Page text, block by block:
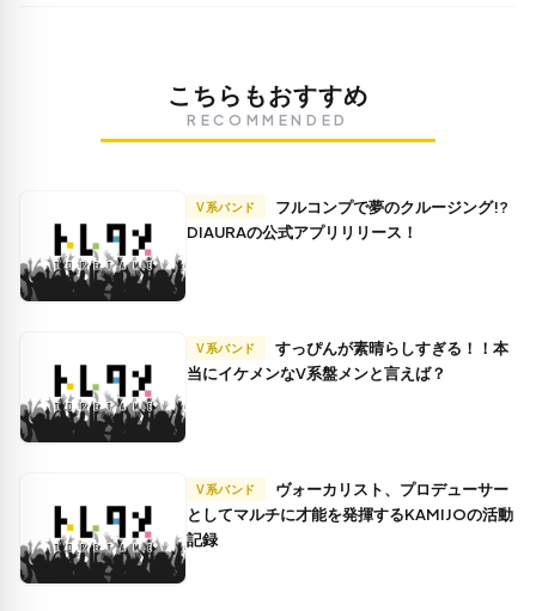
こちらもおすすめ
RECOMMENDED
V系バンド
DIAURAの公式アプリリリース！
V系バンド
当にイケメンなV系盤メンと言えば？
V系バンド
としてマルチに才能を発揮するKAMIJOの活動
記録